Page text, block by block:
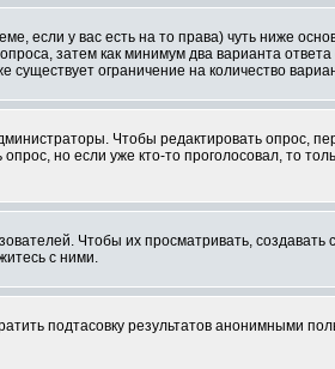
если у вас есть на то права) чуть ниже
затем как минимум два варианта
ограничение на количество
Чтобы редактировать опрос,
но если уже кто-то проголосовал, то
Чтобы их просматривать,
с ними.
подтасовку результатов анонимными